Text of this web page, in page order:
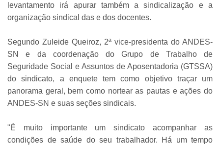
levantamento irá apurar também a sindicalização e a
organização sindical das e dos docentes.
Segundo Zuleide Queiroz, 2ª vice-presidenta do ANDES-
SN e da coordenação do Grupo de Trabalho de
Seguridade Social e Assuntos de Aposentadoria (GTSSA)
do sindicato, a enquete tem como objetivo traçar um
panorama geral, bem como nortear as pautas e ações do
ANDES-SN e suas seções sindicais.
"É muito importante um sindicato acompanhar as
condições de saúde do seu trabalhador. Há um tempo